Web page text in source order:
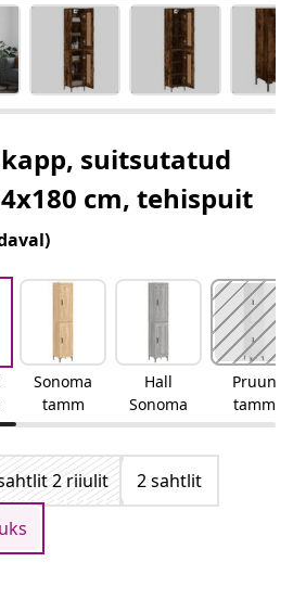
suitsutatud
cm, tehispuit
Sonoma
tamm
Hall
Sonoma
Pruun
tamm
2 riiulit
2 sahtlit